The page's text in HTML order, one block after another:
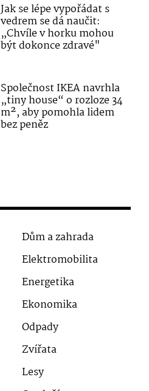
Jak se lépe vypořádat s
vedrem se dá naučit:
„Chvíle v horku mohou
být dokonce zdravé"
Společnost IKEA navrhla
„tiny house“ o rozloze 34
m², aby pomohla lidem
bez peněz
Dům a zahrada
Elektromobilita
Energetika
Ekonomika
Odpady
Zvířata
Lesy